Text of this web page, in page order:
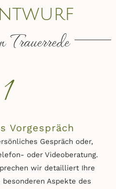
Trauerrede
1
Vorgespräch
Gespräch oder,
oder Videoberatung.
wir detailliert Ihre
Aspekte des